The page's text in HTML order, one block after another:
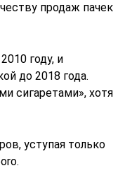
продаж пачек
году, и
до 2018 года.
сигаретами», хотя
уступая только